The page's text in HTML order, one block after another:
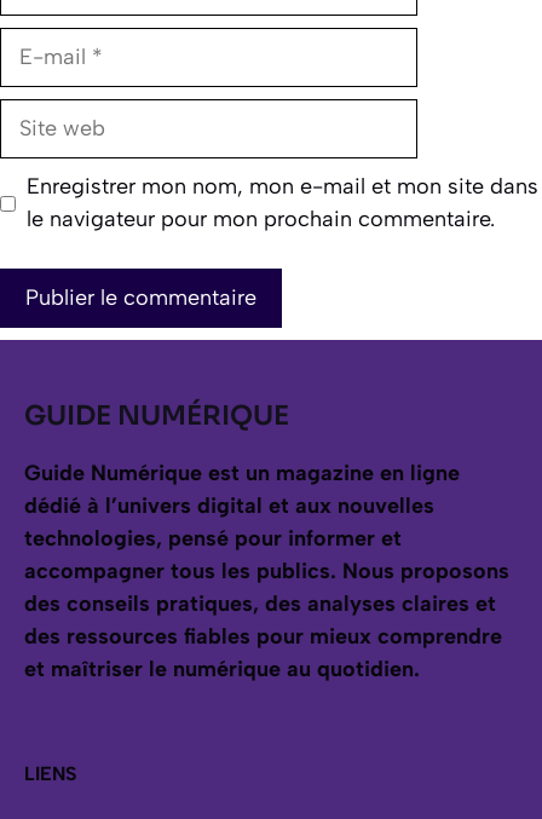
E-
Site
Enregistrer mon nom, mon e-mail et mon site dans
le navigateur pour mon prochain commentaire.
GUIDE NUMÉRIQUE
Guide Numérique est un magazine en ligne
dédié à l’univers digital et aux nouvelles
technologies, pensé pour informer et
accompagner tous les publics. Nous proposons
des conseils pratiques, des analyses claires et
des ressources fiables pour mieux comprendre
et maîtriser le numérique au quotidien.
LIENS